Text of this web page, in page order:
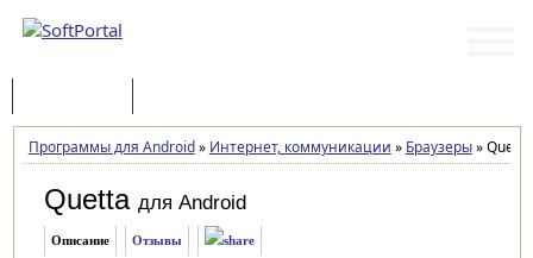
Программы для Android» Интернет, коммуникации » Браузеры»Quetta
Quetta для Android
Описание Отзывы